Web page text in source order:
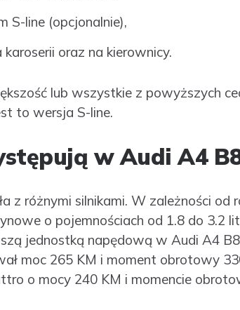
S-line (opcjonalnie),
karoserii oraz na kierownicy.
lub wszystkie z powyższych
to wersja S-line.
w Audi A4
z różnymi silnikami. W zależności od
o pojemnościach od 1.8 do 3.2
jednostką napędową w Audi A4
moc 265 KM i moment obrotowy
o mocy 240 KM i momencie